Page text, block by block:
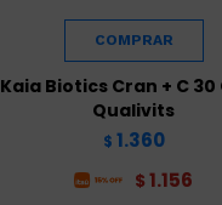
Kaia Biotics Cran + C 30
Qualivits
$ 1.360
$ 1.156